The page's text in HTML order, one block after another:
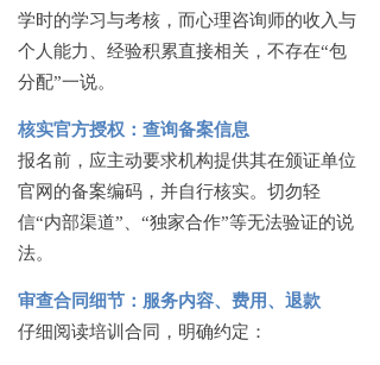
学时的学习与考核，而心理咨询师的收入与
个人能力、经验积累直接相关，不存在“包
分配”一说。
核实官方授权：查询备案信息
报名前，应主动要求机构提供其在颁证单位
官网的备案编码，并自行核实。切勿轻
信“内部渠道”、“独家合作”等无法验证的说
法。
审查合同细节：服务内容、费用、退款
仔细阅读培训合同，明确约定：